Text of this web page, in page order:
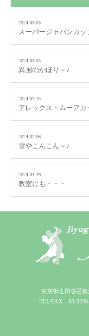
2024.03.05
スーパージャパンカ
2024.03.05
異国のかほり～♪
2024.02.15
アレックス・ムーア
2024.02.06
雪やこんこん～♪
2024.01.29
教室にも・・・
東京都世田谷区
TEL/FAX 03-